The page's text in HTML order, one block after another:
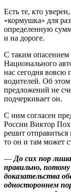
Есть те, кто
«кормушка» для
определенную
и на дороге.
С таким опасением
Национального
нас сегодня вовсю
водителей. Об этом
предложений не
подчеркивает он.
С ним согласен
России Виктор
решит
то он и там может
—До сих пор
правильно,
доказательства
одностороннем